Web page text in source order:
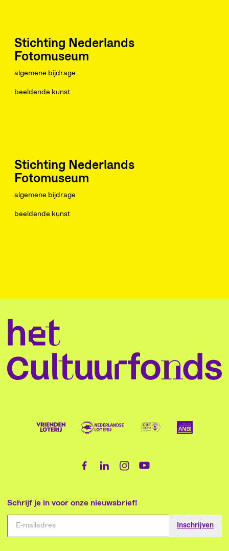
Stichting Nederlands
Fotomuseum
algemene bijdrage
beeldende kunst
Stichting Nederlands
Fotomuseum
algemene bijdrage
beeldende kunst
Schrijf je in voor onze nieuwsbrief!